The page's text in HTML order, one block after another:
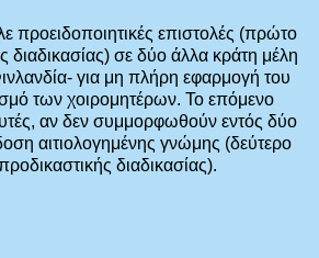
προειδοποιητικές επιστολές (πρώτο
διαδικασίας) σε δύο άλλα κράτη μέλη
για μη πλήρη εφαρμογή του
των χοιρομητέρων. Το επόμενο
αν δεν συμμορφωθούν εντός δύο
αιτιολογημένης γνώμης (δεύτερο
διαδικασίας).